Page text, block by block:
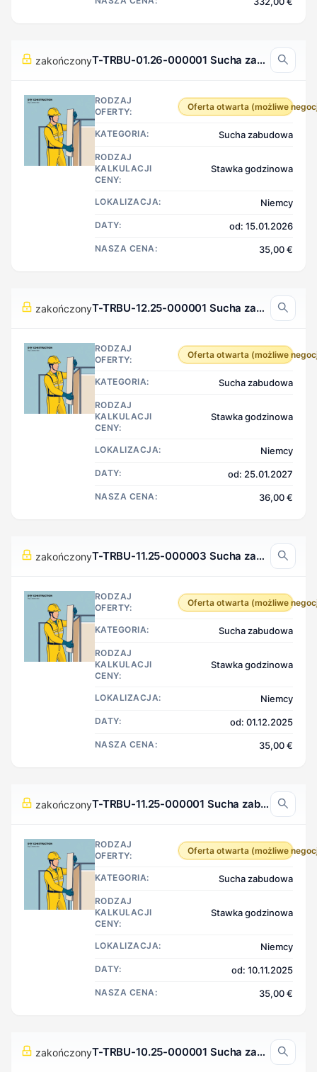
zakończony T-TRBU-01.26-000001 Sucha zabudowa, Niemcy
RODZAJ
OFERTY:
Oferta otwarta (możliwe
KATEGORIA: Sucha zabudowa
RODZAJ
KALKULACJI
CENY:
Stawka godzinowa
LOKALIZACJA: Niemcy
DATY: od: 15.01.2026
NASZA CENA: 35,00 €
zakończony T-TRBU-12.25-000001 Sucha zabudowa, Niemcy
RODZAJ
OFERTY:
Oferta otwarta (możliwe
KATEGORIA: Sucha zabudowa
RODZAJ
KALKULACJI
CENY:
Stawka godzinowa
LOKALIZACJA: Niemcy
DATY: od: 25.01.2027
NASZA CENA: 36,00 €
zakończony T-TRBU-11.25-000003 Sucha zabudowa, Niemcy
RODZAJ
OFERTY:
Oferta otwarta (możliwe
KATEGORIA: Sucha zabudowa
RODZAJ
KALKULACJI
CENY:
Stawka godzinowa
LOKALIZACJA: Niemcy
DATY: od: 01.12.2025
NASZA CENA: 35,00 €
zakończony T-TRBU-11.25-000001 Sucha zabudowa, Niemcy
RODZAJ
OFERTY:
Oferta otwarta (możliwe
KATEGORIA: Sucha zabudowa
RODZAJ
KALKULACJI
CENY:
Stawka godzinowa
LOKALIZACJA: Niemcy
DATY: od: 10.11.2025
NASZA CENA: 35,00 €
zakończony T-TRBU-10.25-000001 Sucha zabudowa, Niemcy